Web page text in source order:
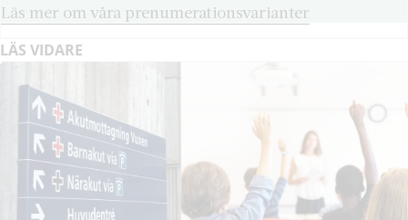
Läs mer om våra prenumerationsvarianter
LÄS VIDARE